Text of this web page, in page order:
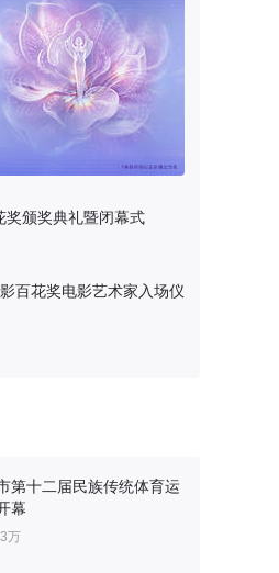
奖颁奖典礼暨闭幕式
百花奖电影艺术家入场仪
第十二届民族传统体育运
幕
万